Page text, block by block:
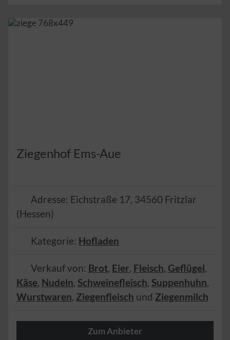
Ziegenhof Ems-Aue
Adresse: Eichstraße 17, 34560 Fritzlar
(Hessen)
Kategorie: Hofladen
Verkauf von: Brot, Eier, Fleisch, Geflügel,
Käse, Nudeln, Schweinefleisch, Suppenhuhn,
Wurstwaren, Ziegenfleisch und Ziegenmilch
Zum Anbieter